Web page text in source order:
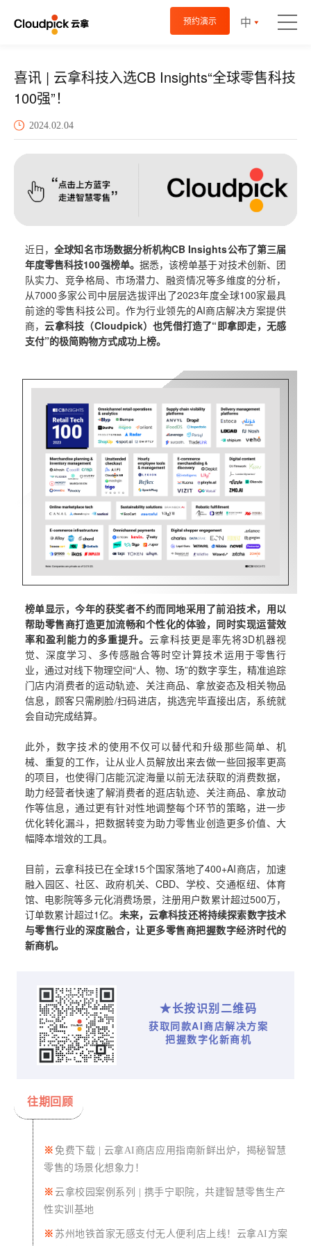
预约演示 中
喜讯 | 云拿科技入选CB Insights“全球零售科技
100强”！
2024.02.04
近日，全球知名市场数据分析机构CB Insights公布了第三届
年度零售科技100强榜单。 据悉，该榜单基于对技术创新、团
队实力、竞争格局、市场潜力、融资情况等多维度的分析，
从7000多家公司中层层选拔评出了2023年度全球100家最具
前途的零售科技公司。作为行业领先的AI商店解决方案提供
商，云拿科技（Cloudpick）也凭借打造了“即拿即走，无感
支付”的极简购物方式成功上榜。
榜单显示，今年的获奖者不约而同地采用了前沿技术，用以
帮助零售商打造更加流畅和个性化的体验，同时实现运营效
率和盈利能力的多重提升。 云拿科技更是率先将3D机器视
觉、深度学习、多传感融合等时空计算技术运用于零售行
业，通过对线下物理空间“人、物、场”的数字孪生，精准追踪
门店内消费者的运动轨迹、关注商品、拿放姿态及相关物品
信息，顾客只需刷脸/扫码进店，挑选完毕直接出店，系统就
会自动完成结算。
此外，数字技术的使用不仅可以替代和升级那些简单、机
械、重复的工作，让从业人员解放出来去做一些回报率更高
的项目，也使得门店能沉淀海量以前无法获取的消费数据，
助力经营者快速了解消费者的逛店轨迹、关注商品、拿放动
作等信息，通过更有针对性地调整每个环节的策略，进一步
优化转化漏斗，把数据转变为助力零售业创造更多价值、大
幅降本增效的工具。
目前，云拿科技已在全球15个国家落地了400+AI商店，加速
融入园区、社区、政府机关、CBD、学校、交通枢纽、体育
馆、电影院等多元化消费场景，注册用户数累计超过500万，
订单数累计超过1亿。 未来，云拿科技还将持续探索数字技术
与零售行业的深度融合，让更多零售商把握数字经济时代的
新商机。
★长按识别二维码
获取同款AI商店解决方案
把握数字化新商机
往期回顾
※ 免费下载 | 云拿AI商店应用指南新鲜出炉，揭秘智慧
零售的场景化想象力！
※ 云拿校园案例系列 | 携手宁职院，共建智慧零售生产
性实训基地
※ 苏州地铁首家无感支付无人便利店上线！ 云拿AI方案